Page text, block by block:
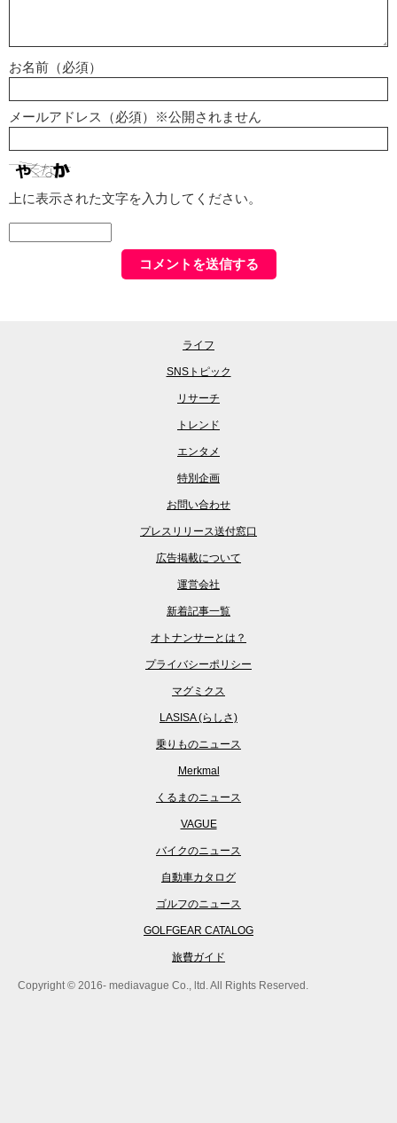
お名前（必須）
メールアドレス（必須）※公開されません
上に表示された文字を入力してください。
ライフ
SNSトピック
リサーチ
トレンド
エンタメ
特別企画
お問い合わせ
プレスリリース送付窓口
広告掲載について
運営会社
新着記事一覧
オトナンサーとは？
プライバシーポリシー
マグミクス
LASISA (らしさ)
乗りものニュース
Merkmal
くるまのニュース
VAGUE
バイクのニュース
自動車カタログ
ゴルフのニュース
GOLFGEAR CATALOG
旅費ガイド
Copyright © 2016- mediavague Co., ltd. All Rights Reserved.